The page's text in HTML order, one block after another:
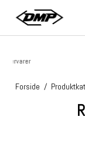
Forside /